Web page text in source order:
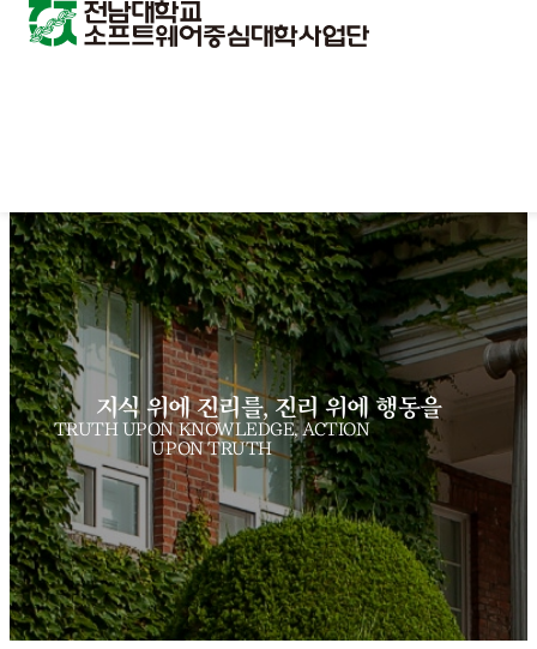
지식 위에 진리를, 진리 위에 행동을
TRUTH UPON KNOWLEDGE, ACTION
UPON TRUTH